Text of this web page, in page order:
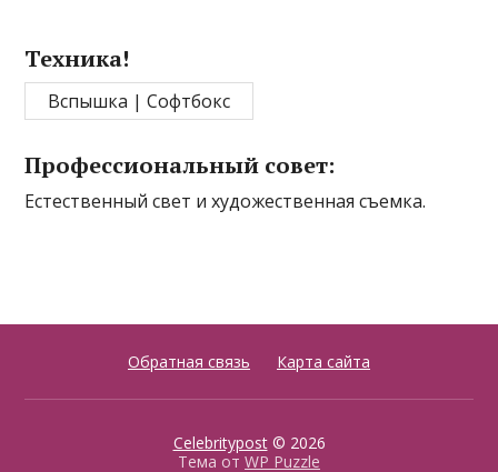
Техника!
Вспышка | Софтбокс
Профессиональный совет:
Естественный свет и художественная съемка.
Обратная связь Карта сайта
Celebritypost© 2026
Тема от WP Puzzle